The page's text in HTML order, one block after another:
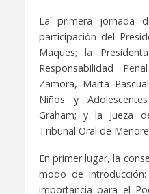
La primera jornada
participación del
Maques; la
Responsabilidad
Zamora, Marta
Niños y
Graham; y la Jueza
Tribunal Oral de
En primer lugar, la
modo de
importancia para el